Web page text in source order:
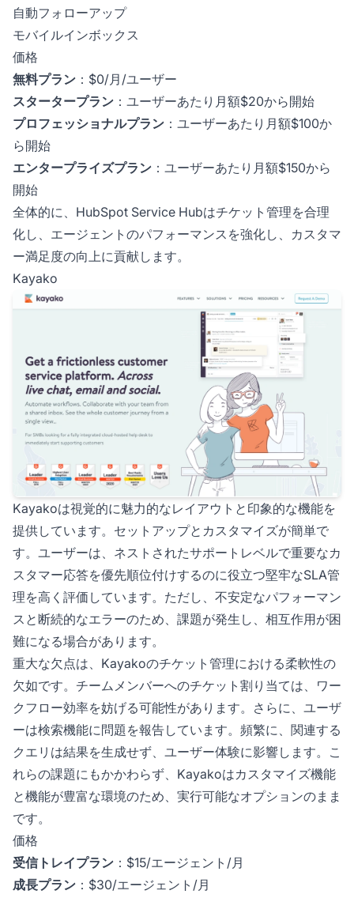
自動フォローアップ
モバイルインボックス
価格
無料プラン ：$0/月/ユーザー
スタータープラン ：ユーザーあたり月額$20から開始
プロフェッショナルプラン ：ユーザーあたり月額$100か
ら開始
エンタープライズプラン ：ユーザーあたり月額$150から
開始
全体的に、HubSpot Service Hubはチケット管理を合理
化し、エージェントのパフォーマンスを強化し、カスタマ
ー満足度の向上に貢献します。
Kayako
Kayakoは視覚的に魅力的なレイアウトと印象的な機能を
提供しています。セットアップとカスタマイズが簡単で
す。ユーザーは、ネストされたサポートレベルで重要なカ
スタマー応答を優先順位付けするのに役立つ堅牢なSLA管
理を高く評価しています。ただし、不安定なパフォーマン
スと断続的なエラーのため、課題が発生し、相互作用が困
難になる場合があります。
重大な欠点は、Kayakoのチケット管理における柔軟性の
欠如です。チームメンバーへのチケット割り当ては、ワー
クフロー効率を妨げる可能性があります。さらに、ユーザ
ーは検索機能に問題を報告しています。頻繁に、関連する
クエリは結果を生成せず、ユーザー体験に影響します。こ
れらの課題にもかかわらず、Kayakoはカスタマイズ機能
と機能が豊富な環境のため、実行可能なオプションのまま
です。
価格
受信トレイプラン ：$15/エージェント/月
成長プラン ：$30/エージェント/月